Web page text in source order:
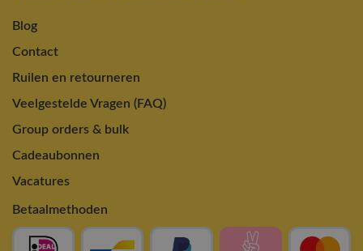
Blog
Contact
Ruilen en retourneren
Veelgestelde Vragen (FAQ)
Group orders & bulk
Cadeaubonnen
Vacatures
Betaalmethoden